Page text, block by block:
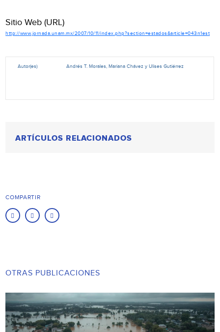
Sitio Web (URL)
http://www.jornada.unam.mx/2007/10/11/index.php?section=estados&article=043n1est
Autor(es) Andrés T. Morales, Mariana Chávez y Ulises Gutiérrez
ARTÍCULOS RELACIONADOS
COMPARTIR
OTRAS PUBLICACIONES